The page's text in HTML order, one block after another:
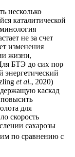
несколько
каталитической
не за счет
изменения
жизни,
БТЭ до сих пор
энергетический
et al., 2020)
каскад
для
скорость
сахарозы
по сравнению с